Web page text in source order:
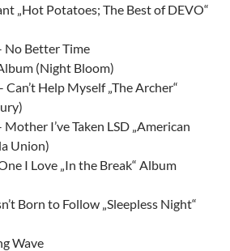
„Hot Potatoes; The Best of DEVO“
No Better Time
(Night Bloom)
Help Myself „The Archer“
I’ve Taken LSD „American
Union)
I Love „In the Break“ Album
Born to Follow „Sleepless Night“
Wave